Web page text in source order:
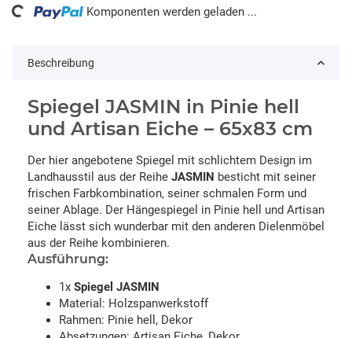
Komponenten werden geladen ...
Beschreibung
Spiegel JASMIN in Pinie hell
und Artisan Eiche – 65x83 cm
Der hier angebotene Spiegel mit schlichtem Design im
Landhausstil aus der Reihe JASMIN besticht mit seiner
frischen Farbkombination, seiner schmalen Form und
seiner Ablage. Der Hängespiegel in Pinie hell und Artisan
Eiche lässt sich wunderbar mit den anderen Dielenmöbel
aus der Reihe kombinieren.
Ausführung:
1x Spiegel JASMIN
Material: Holzspanwerkstoff
Rahmen: Pinie hell, Dekor